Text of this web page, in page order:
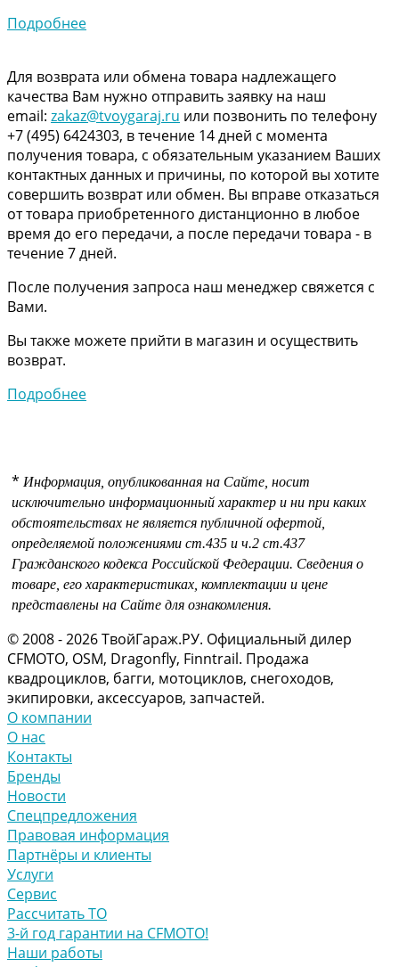
Подробнее
Для возврата или обмена товара надлежащего
качества Вам нужно отправить заявку на наш
email: zakaz@tvoygaraj.ru или позвонить по телефону
+7 (495) 6424303, в течение 14 дней с момента
получения товара, с обязательным указанием Ваших
контактных данных и причины, по которой вы хотите
совершить возврат или обмен. Вы вправе отказаться
от товара приобретенного дистанционно в любое
время до его передачи, а после передачи товара - в
течение 7 дней.
После получения запроса наш менеджер свяжется с
Вами.
Вы также можете прийти в магазин и осуществить
возврат.
Подробнее
* Информация, опубликованная на Сайте, носит
исключительно информационный характер и ни при каких
обстоятельствах не является публичной офертой,
определяемой положениями ст.435 и ч.2 ст.437
Гражданского кодекса Российской Федерации. Сведения о
товаре, его характеристиках, комплектации и цене
представлены на Сайте для ознакомления.
© 2008 - 2026 ТвойГараж.РУ. Официальный дилер
CFMOTO, OSM, Dragonfly, Finntrail. Продажа
квадроциклов, багги, мотоциклов, снегоходов,
экипировки, аксессуаров, запчастей.
О компании
О нас
Контакты
Бренды
Новости
Спецпредложения
Правовая информация
Партнёры и клиенты
Услуги
Сервис
Рассчитать ТО
3-й год гарантии на CFMOTO!
Наши работы